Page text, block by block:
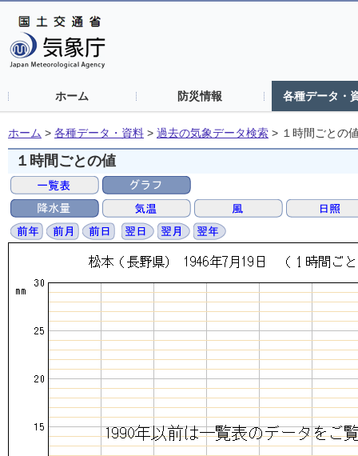
ホーム 防災情報 各種データ・
ホーム > 各種データ・資料 > 過去の気象データ検索 > １時間ごとの
１時間ごとの値